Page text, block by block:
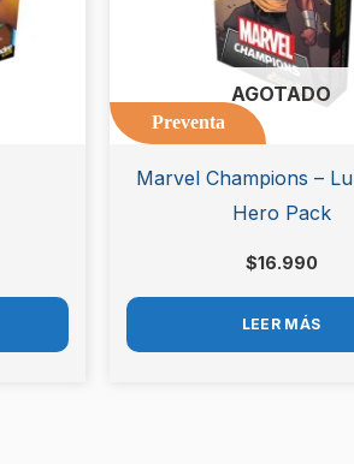
Preventa
AGOTADO
Marvel Champions –
Hero Pack
$16.990
LEER MÁS